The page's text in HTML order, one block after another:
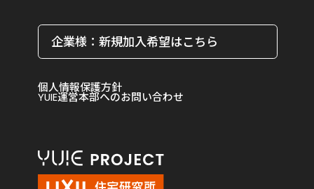
企業様：新規加入希望はこちら
個人情報保護方針
YUIE運営本部へのお問い合わせ